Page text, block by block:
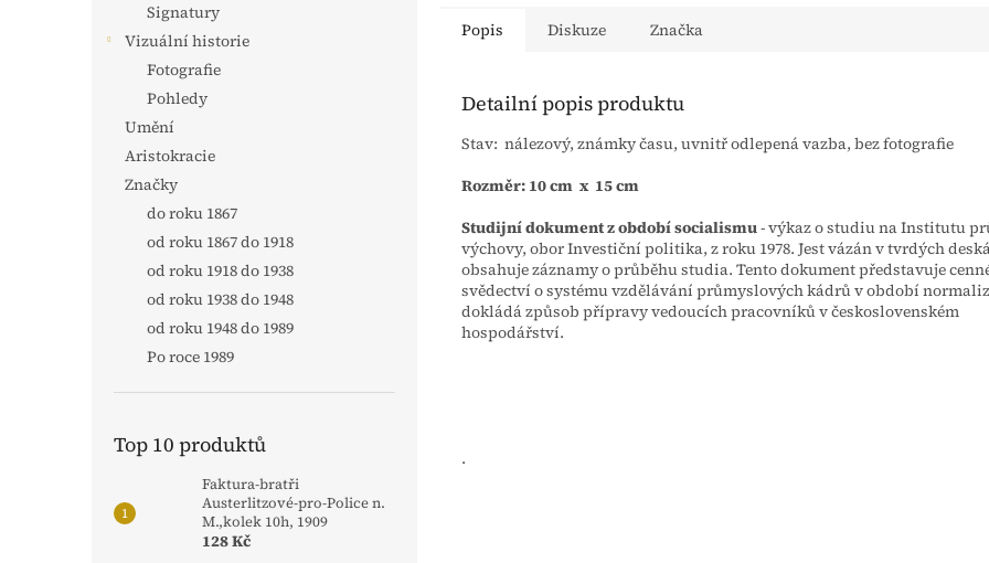
Signatury
Vizuální historie
Fotografie
Pohledy
Umění
Aristokracie
Značky
do roku 1867
od roku 1867 do 1918
od roku 1918 do 1938
od roku 1938 do 1948
od roku 1948 do 1989
Po roce 1989
Top 10 produktů
Faktura-bratři
Austerlitzové-pro-Police n.
M.,kolek 10h, 1909
128 Kč
Popis Diskuze Značka
Detailní popis produktu
Stav: nálezový, známky času, uvnitř odlepená vazba, bez fotografie
Rozměr: 10 cm x 15 cm
Studijní dokument z období socialismu- výkaz o studiu na Institutu
výchovy, obor Investiční politika, z roku 1978. Jest vázán v tvrdých
obsahuje záznamy o průběhu studia. Tento dokument představuje
svědectví o systému vzdělávání průmyslových kádrů v období
dokládá způsob přípravy vedoucích pracovníků v československém
hospodářství.
.